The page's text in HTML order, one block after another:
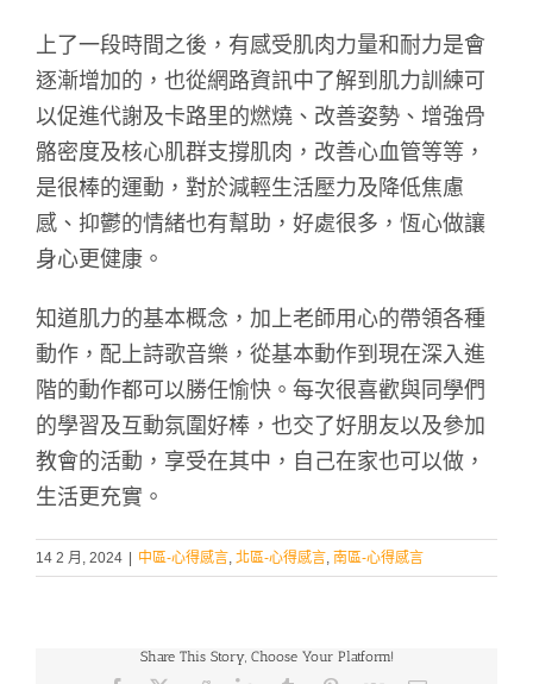
上了一段時間之後，有感受肌肉力量和耐力是會
逐漸增加的，也從網路資訊中了解到肌力訓練可
以促進代謝及卡路里的燃燒、改善姿勢、增強骨
骼密度及核心肌群支撐肌肉，改善心血管等等，
是很棒的運動，對於減輕生活壓力及降低焦慮
感、抑鬱的情緒也有幫助，好處很多，恆心做讓
身心更健康。
知道肌力的基本概念，加上老師用心的帶領各種
動作，配上詩歌音樂，從基本動作到現在深入進
階的動作都可以勝任愉快。每次很喜歡與同學們
的學習及互動氛圍好棒，也交了好朋友以及參加
教會的活動，享受在其中，自己在家也可以做，
生活更充實。
14 2 月, 2024 中區-心得感言, 北區-心得感言, 南區-心得感言
Share This Story, Choose Your Platform!